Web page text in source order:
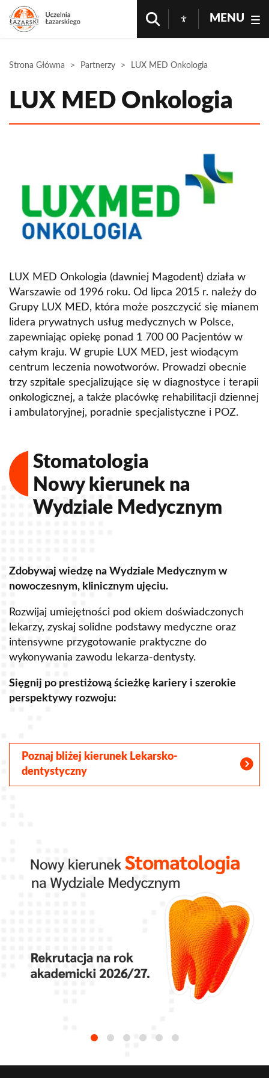
MENU
Strona Główna Partnerzy LUX MED Onkologia
LUX MED Onkologia
LUX MED Onkologia (dawniej Magodent) działa w
Warszawie od 1996 roku. Od lipca 2015 r. należy do
Grupy LUX MED, która może poszczycić się mianem
lidera prywatnych usług medycznych w Polsce,
zapewniając opiekę ponad 1 700 00 Pacjentów w
całym kraju. W grupie LUX MED, jest wiodącym
centrum leczenia nowotworów. Prowadzi obecnie
trzy szpitale specjalizujące się w diagnostyce i terapii
onkologicznej, a także placówkę rehabilitacji dziennej
i ambulatoryjnej, poradnie specjalistyczne i POZ.
Stomatologia
Nowy kierunek na
Wydziale Medycznym
Zdobywaj wiedzę na Wydziale Medycznym w
nowoczesnym, klinicznym ujęciu.
Rozwijaj umiejętności pod okiem doświadczonych
lekarzy, zyskaj solidne podstawy medyczne oraz
intensywne przygotowanie praktyczne do
wykonywania zawodu lekarza-dentysty.
Sięgnij po prestiżową ścieżkę kariery i szerokie
perspektywy rozwoju:
Poznaj bliżej kierunek Lekarsko-
dentystyczny